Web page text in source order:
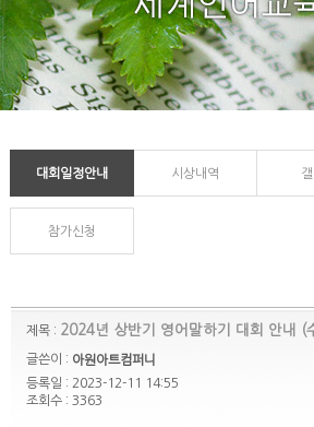
대회일정안내 시상내역
참가신청
제목 : 2024년 상반기 영어말하기 대회 안내 (
글쓴이 : 아원아트컴퍼니
등록일 : 2023-12-11 14:55
조회수 : 3363